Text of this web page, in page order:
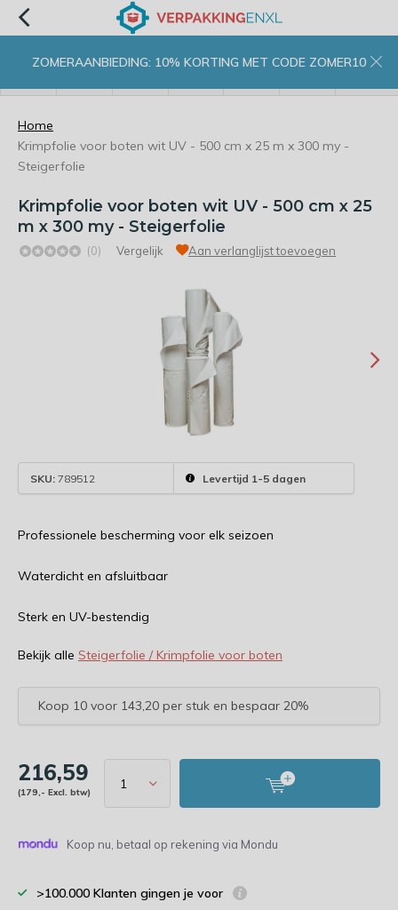
ZOMERAANBIEDING: 10% KORTING MET CODE ZOMER10
Home
Krimpfolie voor boten wit UV - 500 cm x 25 m x 300 my -
Steigerfolie
Krimpfolie voor boten wit UV - 500 cm x 25
m x 300 my - Steigerfolie
(0) Vergelijk Aan verlanglijst toevoegen
SKU: 789512 Levertijd 1-5 dagen
Professionele bescherming voor elk seizoen
Waterdicht en afsluitbaar
Sterk en UV-bestendig
Bekijk alle Steigerfolie / Krimpfolie voor boten
Koop 10 voor 143,20 per stuk en bespaar 20%
216,59
(179,- Excl. btw)
Koop nu, betaal op rekening via Mondu
>100.000 Klanten gingen je voor